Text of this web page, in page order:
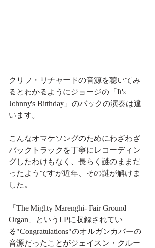
クリフ・リチャードの音源を聴いてみ
るとわかるようにジョージの「It's
Johnny's Birthday」のバックの演奏は違
います。
こんなオマケソングのためにわざわざ
バックトラックを丁寧にレコーディン
グしたわけもなく、長らく謎のままだ
ったようですが近年、その謎が解けま
した。
「The Mighty Marenghi- Fair Ground
Organ」というLPに収録されてい
る"Congratulations"のオルガンカバーの
音源だったことがジェイスン・クルー